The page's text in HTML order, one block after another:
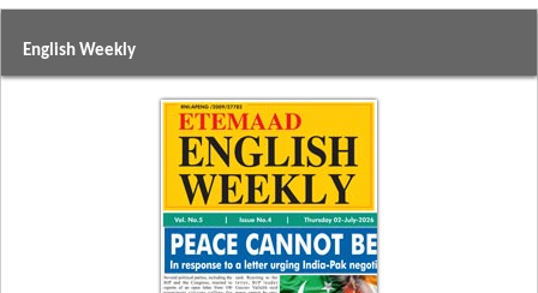
English Weekly